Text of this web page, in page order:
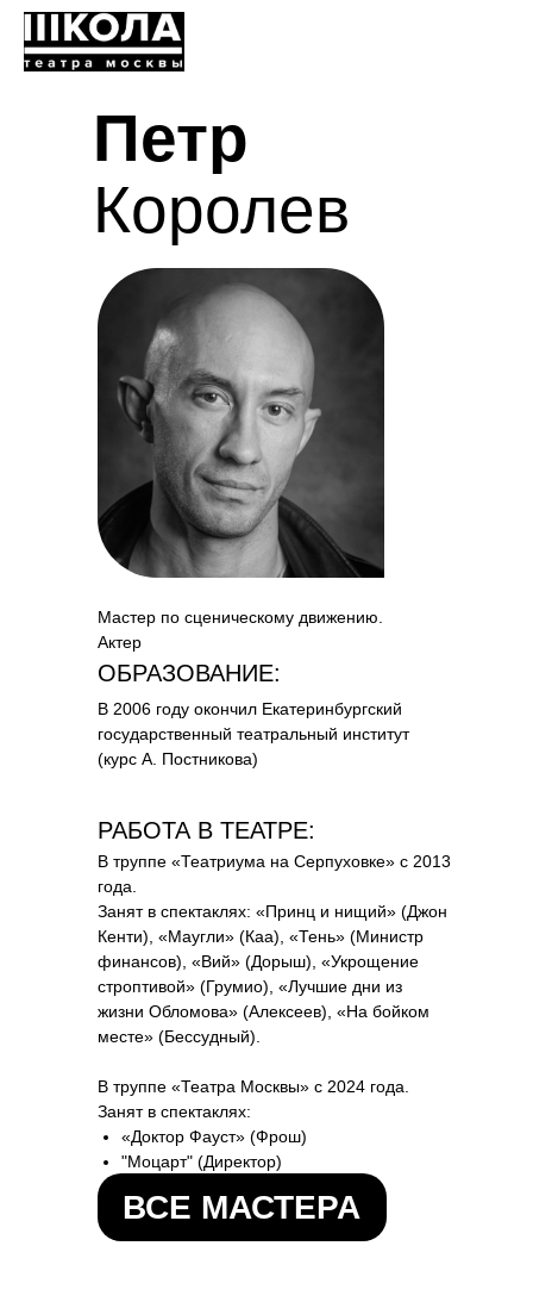
Петр
Королев
Мастер по сценическому движению.
Актер
ОБРАЗОВАНИЕ:
ВСЕ МАСТЕРА
В труппе «Театриума на Серпуховке» с 2013
года.
Занят в спектаклях: «Принц и нищий» (Джон
Кенти), «Маугли» (Каа), «Тень» (Министр
финансов), «Вий» (Дорыш), «Укрощение
строптивой» (Грумио), «Лучшие дни из
жизни Обломова» (Алексеев), «На бойком
месте» (Бессудный).
В труппе «Театра Москвы» с 2024 года.
Занят в спектаклях:
«Доктор Фауст» (Фрош)
"Моцарт" (Директор)
РАБОТА В ТЕАТРЕ:
В 2006 году окончил Екатеринбургский
государственный театральный институт
(курс А. Постникова)